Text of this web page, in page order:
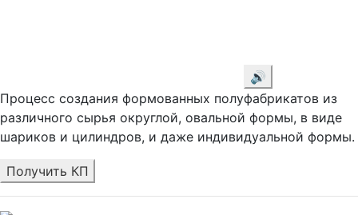
🔊
Процесс создания формованных полуфабрикатов из
различного сырья округлой, овальной формы, в виде
шариков и цилиндров, и даже индивидуальной формы.
Получить КП